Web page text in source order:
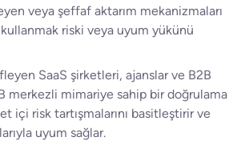
veya şeffaf aktarım mekanizmaları
kullanmak riski veya uyum yükünü
SaaS şirketleri, ajanslar ve B2B
merkezli mimariye sahip bir doğrulama
içi risk tartışmalarını basitleştirir ve
uyum sağlar.